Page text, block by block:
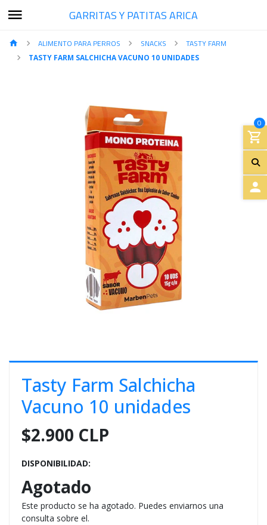
GARRITAS Y PATITAS ARICA
0
ALIMENTO PARA PERROS SNACKS TASTY FARM
TASTY FARM SALCHICHA VACUNO 10 UNIDADES
Tasty Farm Salchicha
Vacuno 10 unidades
$2.900 CLP
DISPONIBILIDAD:
Agotado
Este producto se ha agotado. Puedes enviarnos una
consulta sobre el.